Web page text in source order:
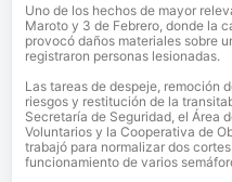
Uno de los hechos de mayor
Maroto y 3 de Febrero, donde la
provocó daños materiales sobre
registraron personas lesionadas.
Las tareas de despeje, remoción
riesgos y restitución de la
Secretaría de Seguridad, el Área
Voluntarios y la Cooperativa de
trabajó para normalizar dos
funcionamiento de varios